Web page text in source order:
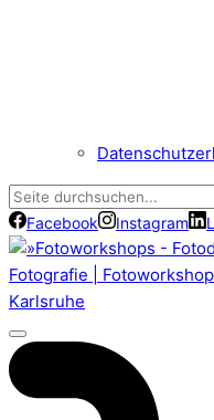
Facebook Instagram